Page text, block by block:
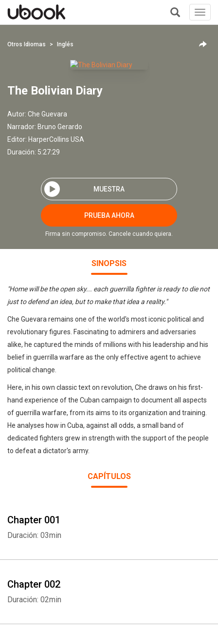
+
Otros Idiomas Inglés
The Bolivian Diary
Autor: Che Guevara
Narrador: Bruno Gerardo
Editor: HarperCollins USA
Duración: 5:27:29
MUESTRA
PRUEBA AHORA
Firma sin compromiso. Cancele cuando quiera.
SINOPSIS
"Home will be the open sky... each guerrilla fighter is ready to die not
just to defend an idea, but to make that idea a reality."
Che Guevara remains one of the world's most iconic political and
revolutionary figures. Fascinating to admirers and adversaries
alike, he captured the minds of millions with his leadership and his
belief in guerrilla warfare as the only effective agent to achieve
political change.
Here, in his own classic text on revolution, Che draws on his first-
hand experience of the Cuban campaign to document all aspects
of guerrilla warfare, from its aims to its organization and training.
He analyses how in Cuba, against all odds, a small band of
dedicated fighters grew in strength with the support of the people
to defeat a dictator's army.
CAPÍTULOS
Chapter 001
Duración: 03min
Chapter 002
Duración: 02min